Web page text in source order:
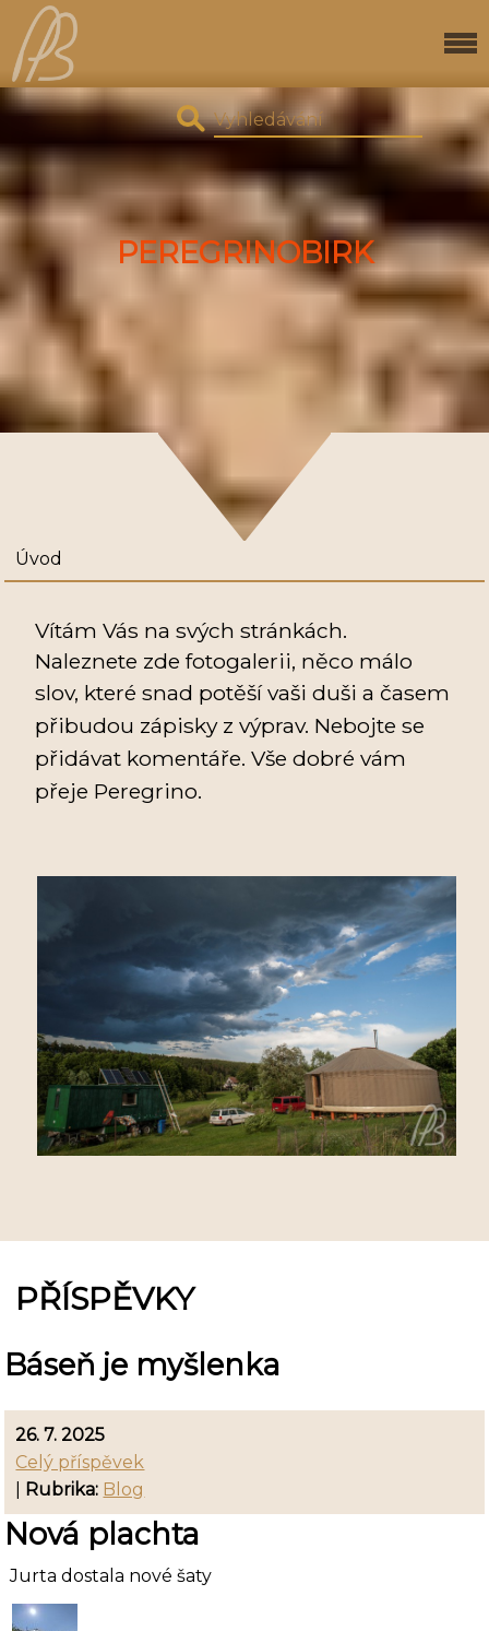
PEREGRINOBIRK
Úvod
Vítám Vás na svých stránkách.
Naleznete zde fotogalerii, něco málo
slov, které snad potěší vaši duši a časem
přibudou zápisky z výprav. Nebojte se
přidávat komentáře. Vše dobré vám
přeje Peregrino.
PŘÍSPĚVKY
Báseň je myšlenka
26. 7. 2025
Celý příspěvek
Rubrika: Blog
Nová plachta
Jurta dostala nové šaty